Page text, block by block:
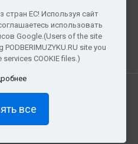
доступ к материалам и
подписчикам сайта.
Центральный
2026 PODBERIMUZYKU.RU
стран ЕС! Используя сайт
использовать
Google.(Users of the site
site you
COOKIE files.)
все